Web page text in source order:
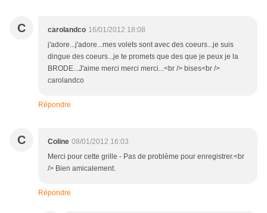
C carolandco 16/01/2012 18:08
j'adore...j'adore...mes volets sont avec des coeurs...je suis
dingue des coeurs...je te promets que des que je peux je la
BRODE...J'aime merci merci merci...<br /> bises<br />
carolandco
Répondre
C Coline 08/01/2012 16:03
Merci pour cette grille - Pas de problème pour enregistrer.<br
/> Bien amicalement.
Répondre